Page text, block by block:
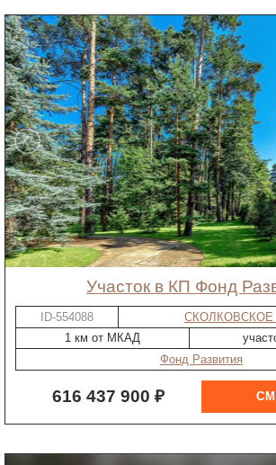
участок в КП Фонд
ID-554088
1 км от МКАД
Фонд Развития
616 437 900 ₽